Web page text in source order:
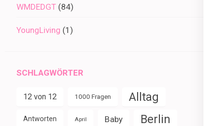
WMDEDGT (84)
YoungLiving (1)
SCHLAGWÖRTER
12 von 12 1000 Fragen Alltag
Antworten April Baby Berlin